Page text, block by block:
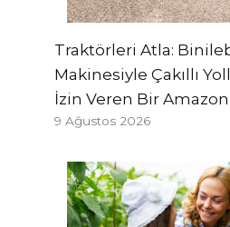
Traktörleri Atla:
Makinesiyle Çakıllı
İzin Veren Bir
9 Ağustos 2026